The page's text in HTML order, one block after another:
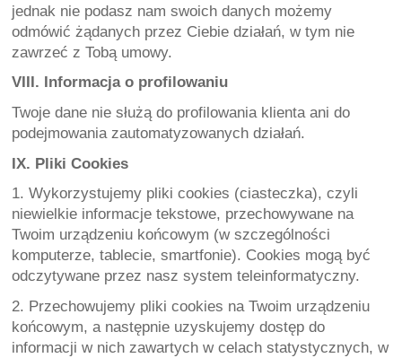
jednak nie podasz nam swoich danych możemy
odmówić żądanych przez Ciebie działań, w tym nie
zawrzeć z Tobą umowy.
VIII. Informacja o profilowaniu
Twoje dane nie służą do profilowania klienta ani do
podejmowania zautomatyzowanych działań.
IX. Pliki Cookies
1. Wykorzystujemy pliki cookies (ciasteczka), czyli
niewielkie informacje tekstowe, przechowywane na
Twoim urządzeniu końcowym (w szczególności
komputerze, tablecie, smartfonie). Cookies mogą być
odczytywane przez nasz system teleinformatyczny.
2. Przechowujemy pliki cookies na Twoim urządzeniu
końcowym, a następnie uzyskujemy dostęp do
informacji w nich zawartych w celach statystycznych, w